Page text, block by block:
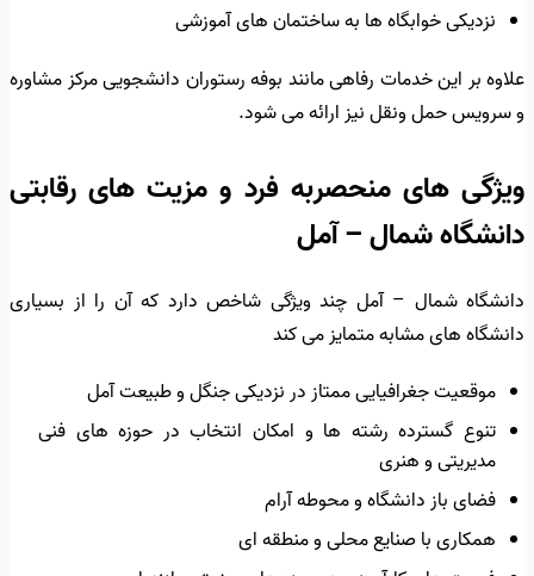
نزدیکی خوابگاه ها به ساختمان های آموزشی
علاوه بر این خدمات رفاهی مانند بوفه رستوران دانشجویی مرکز مشاوره
و سرویس حمل ونقل نیز ارائه می شود.
ویژگی های منحصربه فرد و مزیت های رقابتی
دانشگاه شمال – آمل
دانشگاه شمال – آمل چند ویژگی شاخص دارد که آن را از بسیاری
دانشگاه های مشابه متمایز می کند
موقعیت جغرافیایی ممتاز در نزدیکی جنگل و طبیعت آمل
تنوع گسترده رشته ها و امکان انتخاب در حوزه های فنی
مدیریتی و هنری
فضای باز دانشگاه و محوطه آرام
همکاری با صنایع محلی و منطقه ای